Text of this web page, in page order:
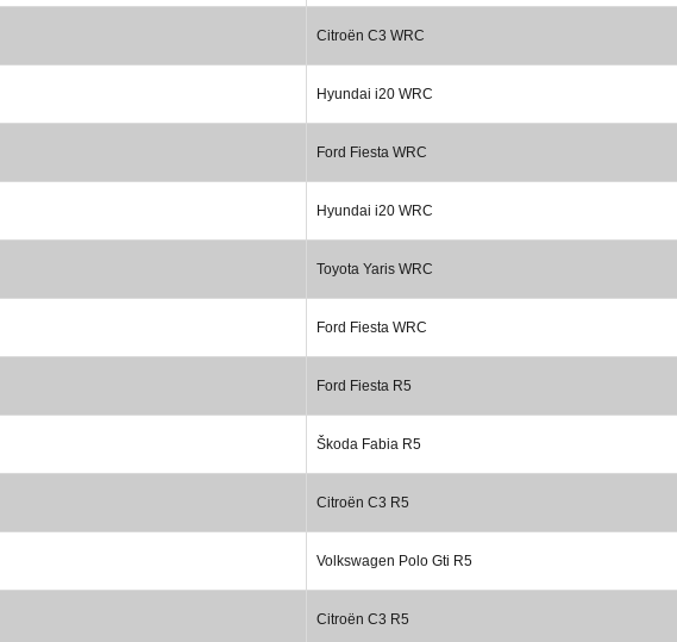
Citroën C3 WRC
Hyundai i20 WRC
Ford Fiesta WRC
Hyundai i20 WRC
Toyota Yaris WRC
Ford Fiesta WRC
Ford Fiesta R5
Škoda Fabia R5
Citroën C3 R5
Volkswagen Polo Gti R5
Citroën C3 R5